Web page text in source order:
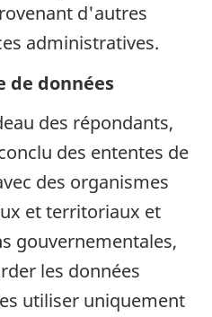
d'autres
administratives.
de données
des répondants,
des ententes de
des organismes
et territoriaux et
gouvernementales,
les données
utiliser uniquement